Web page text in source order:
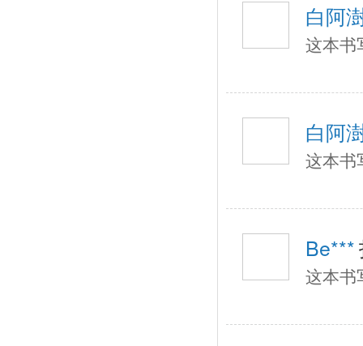
白阿
这本书
白阿
这本书
Be***
这本书